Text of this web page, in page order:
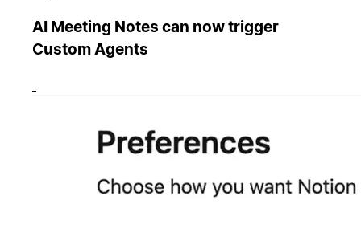
AI Meeting Notes can now trigger
Custom Agents